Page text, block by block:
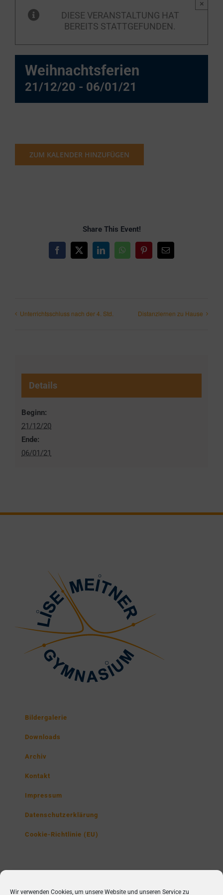
Wir verwenden Cookies, um unsere Website und unseren Service zu
DIESE VERANSTALTUNG HAT
BEREITS STATTGEFUNDEN.
×
Weihnachtsferien
21/12/20 - 06/01/21
ZUM KALENDER HINZUFÜGEN
Share This Event!
Facebook
X LinkedInWhatsAppPinterest
E-
Unterrichtsschluss nach der 4. Std. Distanzlernen zu Hause
Details
Beginn:
21/12/20
Ende:
06/01/21
Bildergalerie
Downloads
Archiv
Kontakt
Impressum
Datenschutzerklärung
Cookie-Richtlinie (EU)